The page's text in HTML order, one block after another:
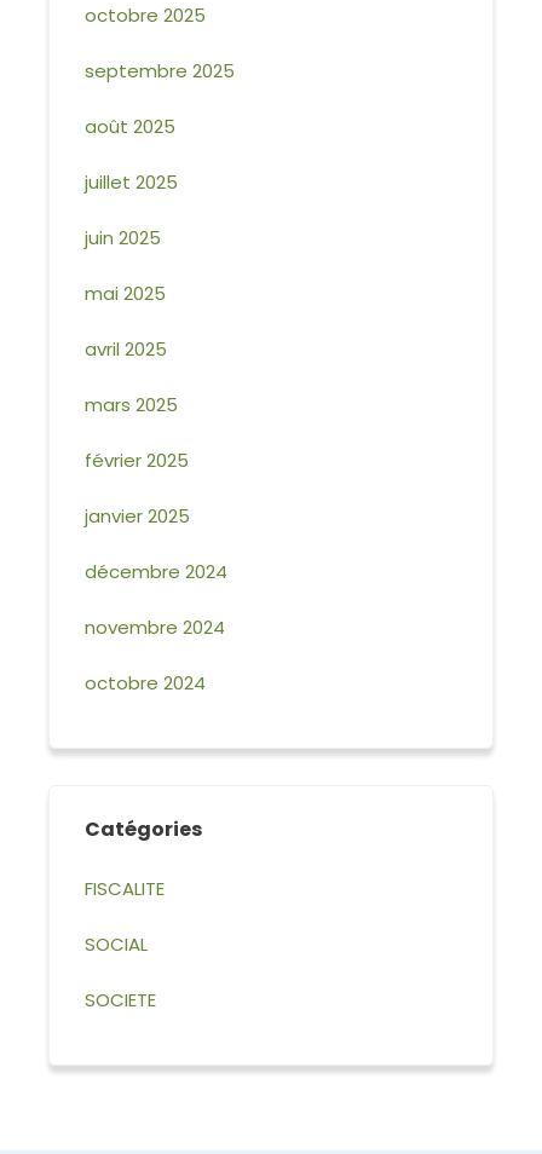
octobre 2025
septembre 2025
août 2025
juillet 2025
juin 2025
mai 2025
avril 2025
mars 2025
février 2025
janvier 2025
décembre 2024
novembre 2024
octobre 2024
Catégories
FISCALITE
SOCIAL
SOCIETE